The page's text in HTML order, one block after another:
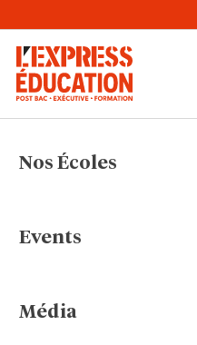
Nos Écoles
Events
Média